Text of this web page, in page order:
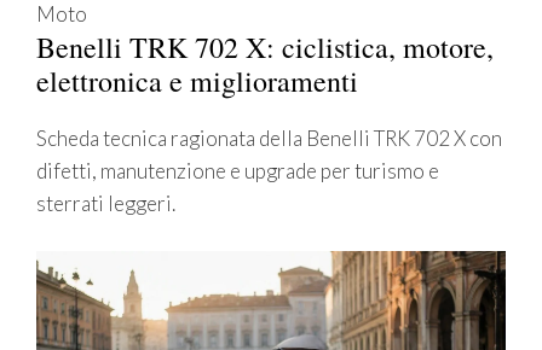
Moto
Benelli TRK 702 X: ciclistica, motore,
elettronica e miglioramenti
Scheda tecnica ragionata della Benelli TRK 702 X con
difetti, manutenzione e upgrade per turismo e
sterrati leggeri.